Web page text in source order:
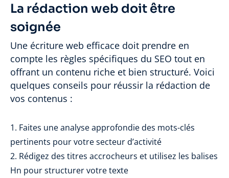
La rédaction web doit être
soignée
Une écriture web efficace doit prendre en
compte les règles spécifiques du SEO tout en
offrant un contenu riche et bien structuré. Voici
quelques conseils pour réussir la rédaction de
vos contenus :
Faites une analyse approfondie des mots-clés
pertinents pour votre secteur d’activité
Rédigez des titres accrocheurs et utilisez les balises
Hn pour structurer votre texte